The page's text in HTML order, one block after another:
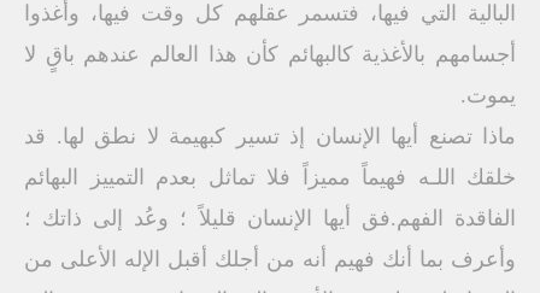
البالية التي فيها، فتسمر عقلهم كل وقت فيها، وأغذوا
أجسامهم بالأغذية كالبهائم كأن هذا العالم عندهم باقٍ لا
يموت.
ماذا تصنع أيها الإنسان إذ تسير كبهيمة لا نطق لها. قد
خلقك اللـه فهيماً مميزاً فلا تماثل بعدم التمييز البهائم
الفاقدة الفهم.فق أيها الإنسان قليلاً ؛ وعُد إلى ذاتك ؛
وأعرف بما أنك فهيم أنه من أجلك أقبل الإله الأعلى من